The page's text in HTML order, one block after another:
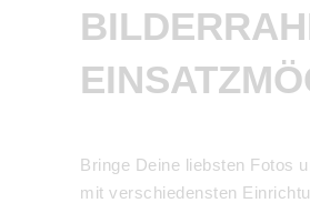
Bringe Deine liebsten Fotos
mit verschiedensten